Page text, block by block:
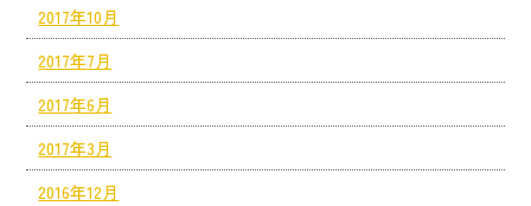
2017年10月
2017年7月
2017年6月
2017年3月
2016年12月